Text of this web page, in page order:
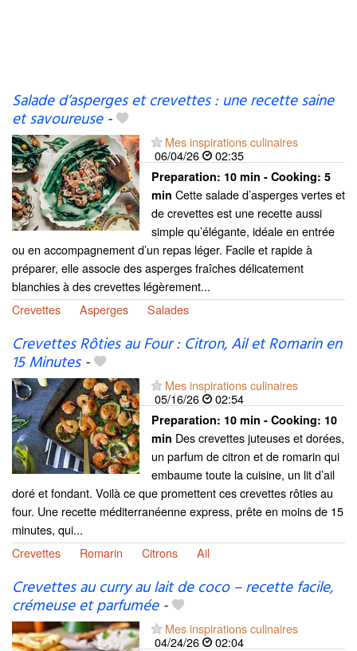
Salade d’asperges et crevettes : une recette saine
et savoureuse-
Mes inspirations culinaires
06/04/26
02:35
Preparation: 10 min - Cooking: 5
min Cette salade d’asperges vertes et
de crevettes est une recette aussi
simple qu’élégante, idéale en entrée
ou en accompagnement d’un repas léger. Facile et rapide à
préparer, elle associe des asperges fraîches délicatement
blanchies à des crevettes légèrement...
Crevettes
Asperges Salades
Crevettes Rôties au Four : Citron, Ail et Romarin en
15 Minutes-
Mes inspirations culinaires
05/16/26
02:54
Preparation: 10 min - Cooking: 10
min Des crevettes juteuses et dorées,
un parfum de citron et de romarin qui
embaume toute la cuisine, un lit d’ail
doré et fondant. Voilà ce que promettent ces crevettes rôties au
four. Une recette méditerranéenne express, prête en moins de 15
minutes, qui...
Crevettes
Romarin Citrons Ail
Crevettes au curry au lait de coco – recette facile,
crémeuse et parfumée-
Mes inspirations culinaires
04/24/26
02:04